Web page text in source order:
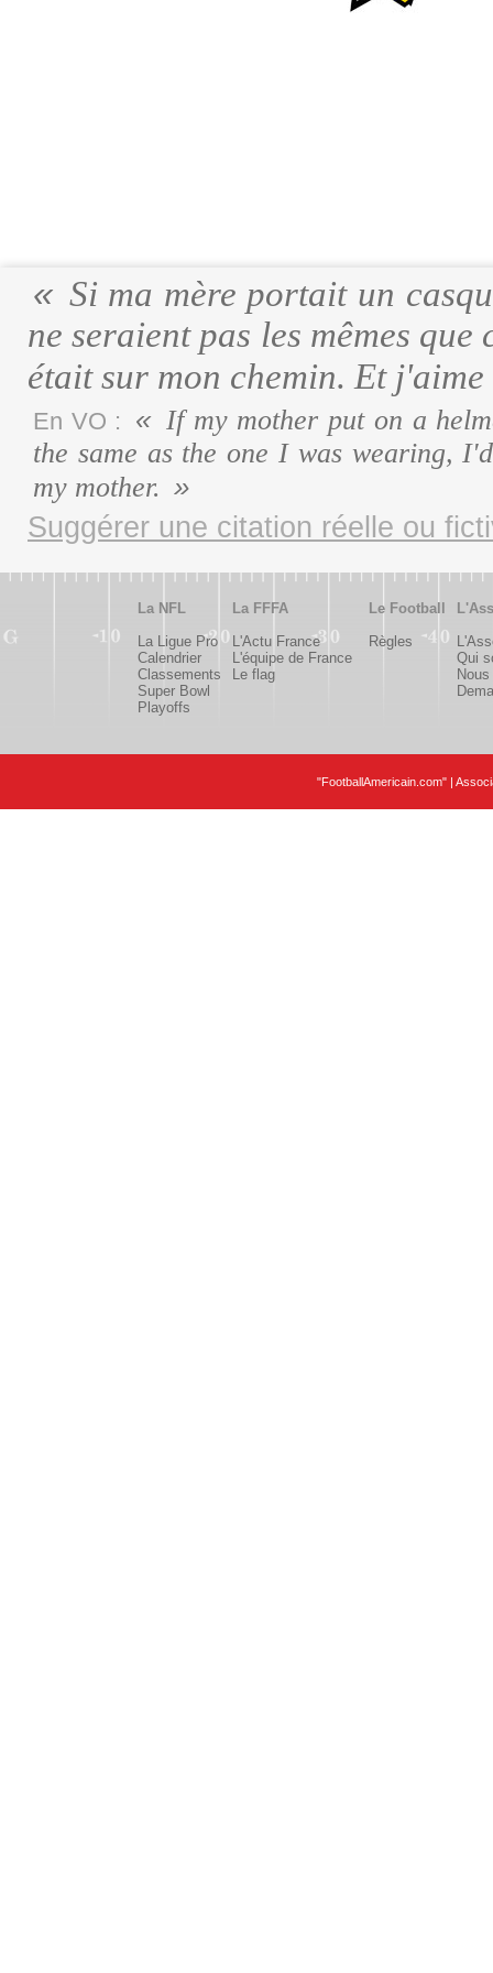
Si ma mère portait un
ne seraient pas les mêmes
était sur mon chemin. Et
En VO :
If my mother put on a
the same as the one I was wearing,
my mother.
Suggérer une citation réelle ou
La NFL
La Ligue Pro
Calendrier
Classements
Super Bowl
Playoffs
La FFFA
L'Actu France
L'équipe de France
Le flag
Le Football
Règles
Qui
"FootballAmericain.com" |